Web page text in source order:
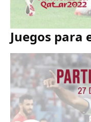
Juegos para